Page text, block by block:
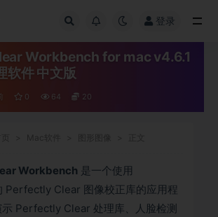
登录
Workbench for mac v4.6.1
软件 中文版
0 64 20
Workbench 是一个使用
Perfectly Clear 图像校正库的应用程
示 Perfectly Clear 处理库、人脸检测